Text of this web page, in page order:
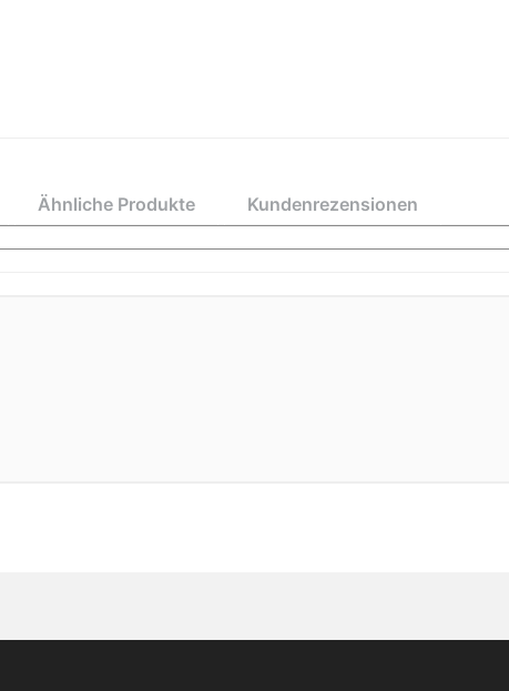
Ähnliche Produkte Kundenrezensionen